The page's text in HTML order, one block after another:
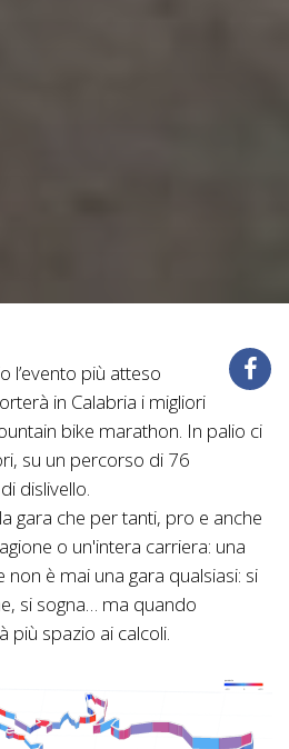
l’evento più atteso
in Calabria i migliori
bike marathon. In palio ci
su un percorso di 76
dislivello.
gara che per tanti, pro e anche
o un'intera carriera: una
è mai una gara qualsiasi: si
si sogna… ma quando
più spazio ai calcoli.